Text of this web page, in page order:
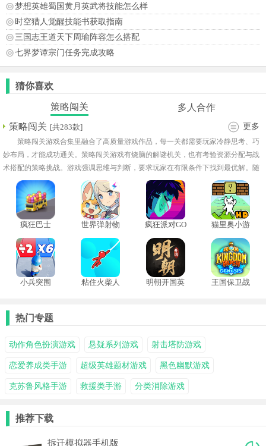
梦想英雄蜀国黄月英武将技能怎么样
时空猎人觉醒技能书获取指南
三国志王道天下周瑜阵容怎么搭配
七界梦谭宗门任务完成攻略
猜你喜欢
策略闯关
多人合作
策略闯关 [共283款] 更多
策略闯关游戏合集里融合了高质量游戏作品，每一关都需要玩家冷静思考、巧
妙布局，才能成功通关。策略闯关游戏有烧脑的解谜机关，也有考验资源分配与战
术搭配的策略挑战。游戏强调思维与判断，要求玩家在有限条件下找到最优解。随
着进程推进，难度与变化同步递增，让策略性与趣味性并存。玩家可在轻松氛围中
锻炼逻辑思维，享受智取胜利的快感。
疯狂巴士
世界弹射物
疯狂派对GO
猫里奥小游
小兵突围 粘住火柴人
明朝开国英
王国保卫战
热门专题
动作角色扮演游戏 悬疑系列游戏 射击塔防游戏
恋爱养成类手游 超级英雄题材游戏 黑色幽默游戏
克苏鲁风格手游 救援类手游 分类消除游戏
推荐下载
拆迁模拟器手机版